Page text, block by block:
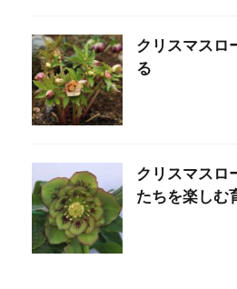
クリスマスロ
る
クリスマスロ
たちを楽しむ